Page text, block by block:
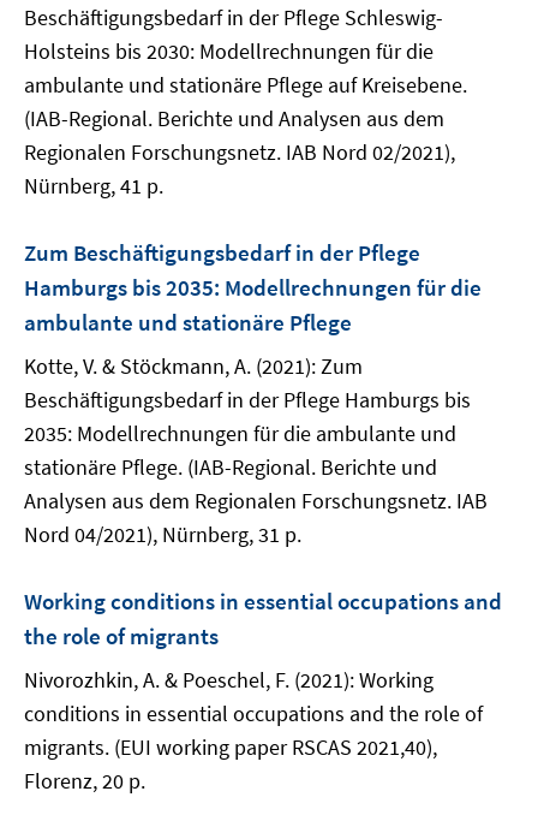
Beschäftigungsbedarf in der Pflege Schleswig-
Holsteins bis 2030: Modellrechnungen für die
ambulante und stationäre Pflege auf Kreisebene.
(IAB-Regional. Berichte und Analysen aus dem
Regionalen Forschungsnetz. IAB Nord 02/2021),
Nürnberg, 41 p.
Zum Beschäftigungsbedarf in der Pflege
Hamburgs bis 2035: Modellrechnungen für die
ambulante und stationäre Pflege
Kotte, V. & Stöckmann, A. (2021): Zum
Beschäftigungsbedarf in der Pflege Hamburgs bis
2035: Modellrechnungen für die ambulante und
stationäre Pflege. (IAB-Regional. Berichte und
Analysen aus dem Regionalen Forschungsnetz. IAB
Nord 04/2021), Nürnberg, 31 p.
Working conditions in essential occupations and
the role of migrants
Nivorozhkin, A. & Poeschel, F. (2021): Working
conditions in essential occupations and the role of
migrants. (EUI working paper RSCAS 2021,40),
Florenz, 20 p.